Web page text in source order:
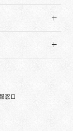
窓口